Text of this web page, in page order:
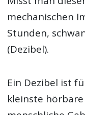
mechanischen
Stunden,
(Dezibel).
Ein Dezibel ist
kleinste